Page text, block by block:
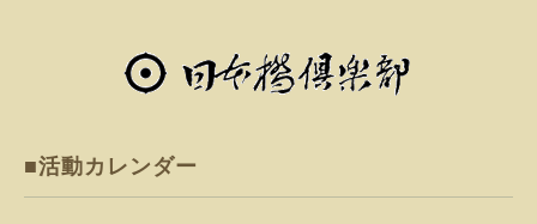
■活動カレンダー